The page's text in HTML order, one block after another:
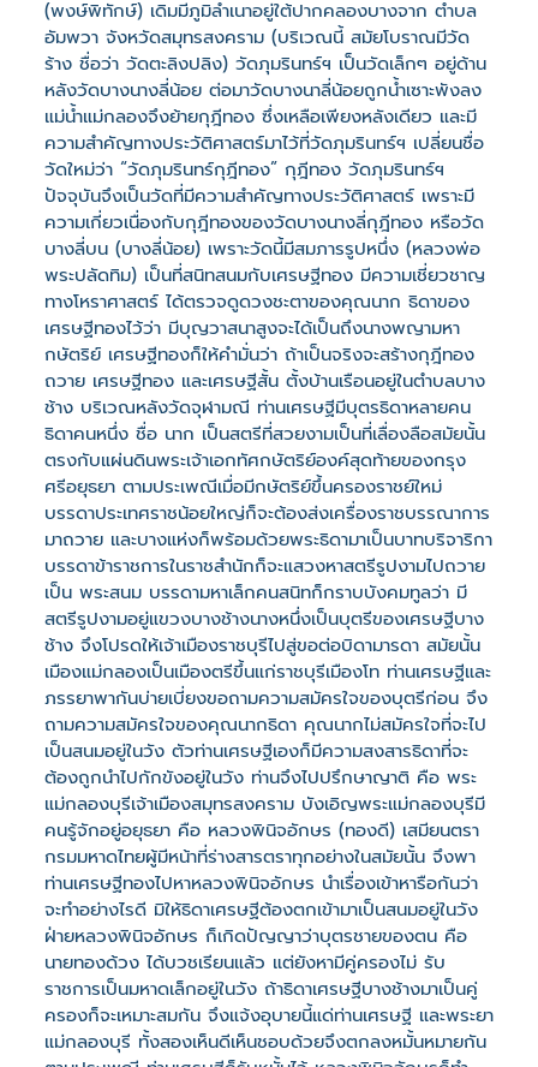
(พงษ์พิทักษ์) เดิมมีภูมิลำเนาอยู่ใต้ปากคลองบางจาก ตำบล
อัมพวา จังหวัดสมุทรสงคราม (บริเวณนี้ สมัยโบราณมีวัด
ร้าง ชื่อว่า วัดตะลิงปลิง) วัดภุมรินทร์ฯ เป็นวัดเล็กๆ อยู่ด้าน
หลังวัดบางนางลี่น้อย ต่อมาวัดบางนาลี่น้อยถูกน้ำเซาะพังลง
แม่น้ำแม่กลองจึงย้ายกุฎีทอง ซึ่งเหลือเพียงหลังเดียว และมี
ความสำคัญทางประวัติศาสตร์มาไว้ที่วัดภุมรินทร์ฯ เปลี่ยนชื่อ
วัดใหม่ว่า “วัดภุมรินทร์กุฎีทอง” กุฎีทอง วัดภุมรินทร์ฯ
ปัจจุบันจึงเป็นวัดที่มีความสำคัญทางประวัติศาสตร์ เพราะมี
ความเกี่ยวเนื่องกับกุฎีทองของวัดบางนางลี่กุฎีทอง หรือวัด
บางลี่บน (บางลี่น้อย) เพราะวัดนี้มีสมภารรูปหนึ่ง (หลวงพ่อ
พระปลัดทิม) เป็นที่สนิทสนมกับเศรษฐีทอง มีความเชี่ยวชาญ
ทางโหราศาสตร์ ได้ตรวจดูดวงชะตาของคุณนาก ธิดาของ
เศรษฐีทองไว้ว่า มีบุญวาสนาสูงจะได้เป็นถึงนางพญามหา
กษัตริย์ เศรษฐีทองก็ให้คำมั่นว่า ถ้าเป็นจริงจะสร้างกุฎีทอง
ถวาย เศรษฐีทอง และเศรษฐีสั้น ตั้งบ้านเรือนอยู่ในตำบลบาง
ช้าง บริเวณหลังวัดจุฬามณี ท่านเศรษฐีมีบุตรธิดาหลายคน
ธิดาคนหนึ่ง ชื่อ นาก เป็นสตรีที่สวยงามเป็นที่เลื่องลือสมัยนั้น
ตรงกับแผ่นดินพระเจ้าเอกทัศกษัตริย์องค์สุดท้ายของกรุง
ศรีอยุธยา ตามประเพณีเมื่อมีกษัตริย์ขึ้นครองราชย์ใหม่
บรรดาประเทศราชน้อยใหญ่ก็จะต้องส่งเครื่องราชบรรณาการ
มาถวาย และบางแห่งก็พร้อมด้วยพระธิดามาเป็นบาทบริจาริกา
บรรดาข้าราชการในราชสำนักก็จะแสวงหาสตรีรูปงามไปถวาย
เป็น พระสนม บรรดามหาเล็กคนสนิทก็กราบบังคมทูลว่า มี
สตรีรูปงามอยู่แขวงบางช้างนางหนึ่งเป็นบุตรีของเศรษฐีบาง
ช้าง จึงโปรดให้เจ้าเมืองราชบุรีไปสู่ขอต่อบิดามารดา สมัยนั้น
เมืองแม่กลองเป็นเมืองตรีขึ้นแก่ราชบุรีเมืองโท ท่านเศรษฐีและ
ภรรยาพากันบ่ายเบี่ยงขอถามความสมัครใจของบุตรีก่อน จึง
ถามความสมัครใจของคุณนากธิดา คุณนากไม่สมัครใจที่จะไป
เป็นสนมอยู่ในวัง ตัวท่านเศรษฐีเองก็มีความสงสารธิดาที่จะ
ต้องถูกนำไปกักขังอยู่ในวัง ท่านจึงไปปรึกษาญาติ คือ พระ
แม่กลองบุรีเจ้าเมืองสมุทรสงคราม บังเอิญพระแม่กลองบุรีมี
คนรู้จักอยู่อยุธยา คือ หลวงพินิจอักษร (ทองดี) เสมียนตรา
กรมมหาดไทยผู้มีหน้าที่ร่างสารตราทุกอย่างในสมัยนั้น จึงพา
ท่านเศรษฐีทองไปหาหลวงพินิจอักษร นำเรื่องเข้าหารือกันว่า
จะทำอย่างไรดี มิให้ธิดาเศรษฐีต้องตกเข้ามาเป็นสนมอยู่ในวัง
ฝ่ายหลวงพินิจอักษร ก็เกิดปัญญาว่าบุตรชายของตน คือ
นายทองด้วง ได้บวชเรียนแล้ว แต่ยังหามีคู่ครองไม่ รับ
ราชการเป็นมหาดเล็กอยู่ในวัง ถ้าธิดาเศรษฐีบางช้างมาเป็นคู่
ครองก็จะเหมาะสมกัน จึงแจ้งอุบายนี้แด่ท่านเศรษฐี และพระยา
แม่กลองบุรี ทั้งสองเห็นดีเห็นชอบด้วยจึงตกลงหมั้นหมายกัน